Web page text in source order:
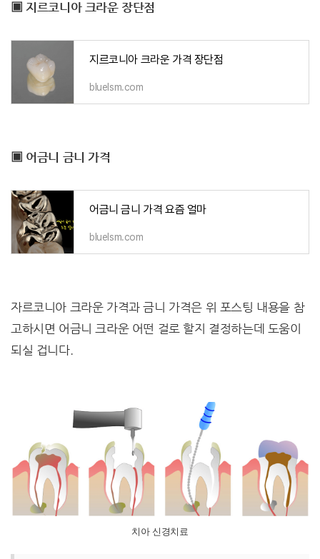
▣ 지르코니아 크라운 장단점
지르코니아 크라운 가격 장단점
bluelsm.com
▣ 어금니 금니 가격
어금니 금니 가격 요즘 얼마
bluelsm.com
자르코니아 크라운 가격과 금니 가격은 위 포스팅 내용을 참
고하시면 어금니 크라운 어떤 걸로 할지 결정하는데 도움이
되실 겁니다.
치아 신경치료